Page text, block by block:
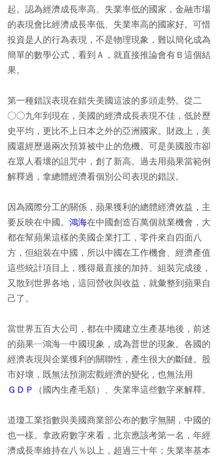
起。認為經濟成長率高、失業率低的國家，金融市場
的表現會比經濟成長率低、失業率高的國家好。可惜
投資是人的行為表現，不是物理現象，難以簡化成為
簡單的數學公式，看到Ａ，就直接推論會有Ｂ這個結
果。
第一種錯誤表現在錯失美國這波的多頭走勢。從二
○○九年到現在，美國的經濟成長表現不佳，低於歷
史平均，更比不上日本之外的亞洲國家。財政上，美
國還經歷過兩次預算被中止的危機。可是美國股市卻
在眾人看壞的詛咒中，創了新高。過去用蘋果當範例
解釋過，拿總體經濟看個別公司表現的錯誤。
因為國際分工的關係，蘋果獲利的總體經濟效益，主
要反映在中國。 鴻海在中國創造百萬個就業機會，大
都在幫蘋果這樣的美國企業打工，零件來自四面八
方，但組裝在中國，所以中國在工作機會、經濟產值
這些統計項目上，獲得最直接的加持。組裝完成後，
又散到世界各地，這回營收與收益，就彙整到蘋果自
己了。
當世界五百大公司，都在中國建立生產基地後，前述
的蘋果─鴻海─中國現象，成為普世的現象。各國的
經濟表現與企業獲利的關聯性，產生很大的斷鏈。股
市好壞，既無法預測宏觀經濟的變化，也無法用
ＧＤＰ
（國內生產毛額）、失業率這些數字來解釋。
道瓊工業指數與美國商業部公布的數字無關，中國的
也一樣。拿政府數字來看，北京應該考第一名，年經
濟成長率維持在八％以上，超過三十年；失業率基本